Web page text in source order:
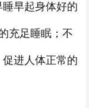
早起身体好的
充足睡眠；不
进人体正常的